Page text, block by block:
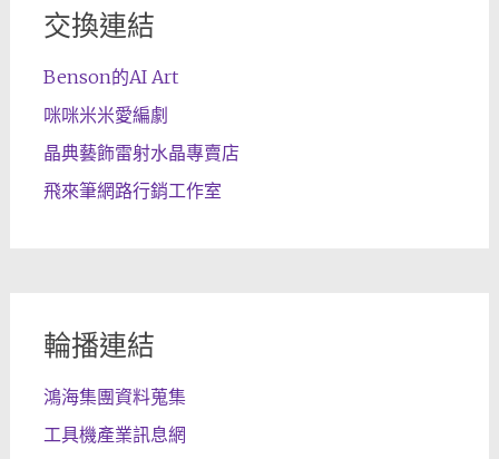
交換連結
Benson的AI Art
咪咪米米愛編劇
晶典藝飾雷射水晶專賣店
飛來筆網路行銷工作室
輪播連結
鴻海集團資料蒐集
工具機產業訊息網